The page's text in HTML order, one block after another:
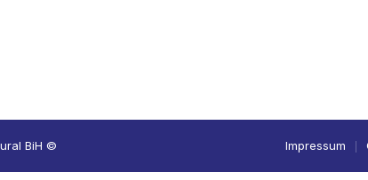
BiH © Impressum